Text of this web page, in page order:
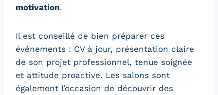
motivation.
Il est conseillé de bien préparer ces
événements : CV à jour, présentation claire
de son projet professionnel, tenue soignée
et attitude proactive. Les salons sont
également l’occasion de découvrir des